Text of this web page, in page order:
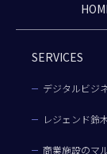
SERVICES
デジタルビジ
レジェンド鈴
商業施設のマ